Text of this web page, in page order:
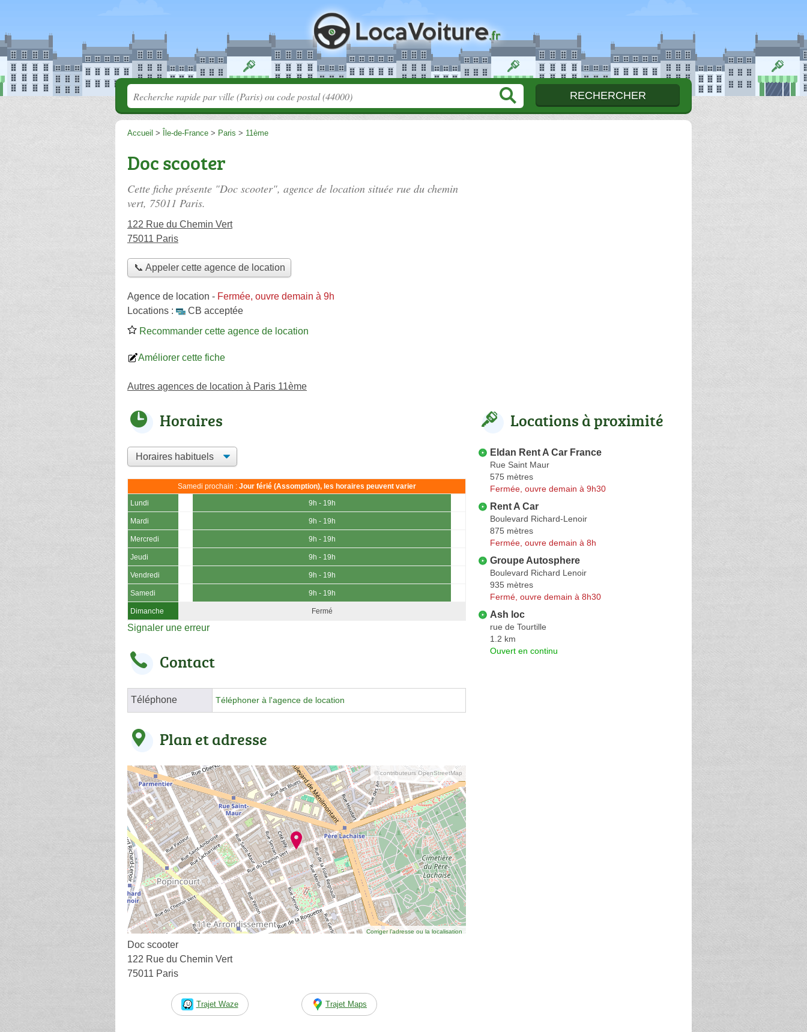
Accueil > Île-de-France > Paris > 11ème
Doc scooter
Cette fiche présente "Doc scooter", agence de location située rue du chemin
vert, 75011 Paris.
122 Rue du Chemin Vert
75011 Paris
📞 Appeler cette agence de location
Agence de location - Fermée, ouvre demain à 9h
Locations :
CB acceptée
Recommander cette agence de location
Améliorer cette fiche
Autres agences de location à Paris 11ème
Horaires
Samedi prochain : Jour férié (Assomption), les horaires peuvent varier
Lundi 9h - 19h
Mardi 9h - 19h
Mercredi 9h - 19h
Jeudi 9h - 19h
Vendredi 9h - 19h
Samedi 9h - 19h
Dimanche Fermé
Signaler une erreur
Contact
Téléphone Téléphoner à l'agence de location
Plan et adresse
© contributeurs OpenStreetMap
Corriger l’adresse ou la localisation
Doc scooter
122 Rue du Chemin Vert
75011 Paris
Trajet Waze Trajet Maps
Locations à proximité
Eldan Rent A Car France
Rue Saint Maur
575 mètres
Fermée, ouvre demain à 9h30
Rent A Car
Boulevard Richard-Lenoir
875 mètres
Fermée, ouvre demain à 8h
Groupe Autosphere
Boulevard Richard Lenoir
935 mètres
Fermé, ouvre demain à 8h30
Ash loc
rue de Tourtille
1.2 km
Ouvert en continu